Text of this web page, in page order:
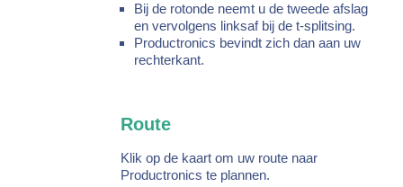
Bij de rotonde neemt u de tweede afslag
en vervolgens linksaf bij de t-splitsing.
Productronics bevindt zich dan aan uw
rechterkant.
Route
Klik op de kaart om uw route naar
Productronics te plannen.